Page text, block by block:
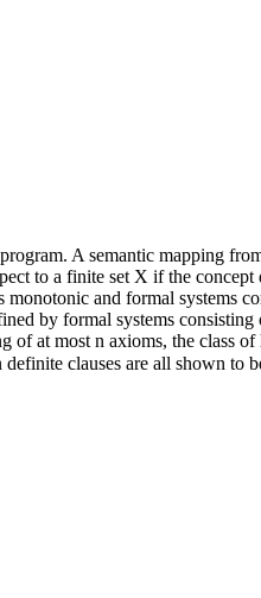
A semantic mapping
to a finite set X if the
and formal systems
by formal systems
at most n axioms, the class
clauses are all shown to